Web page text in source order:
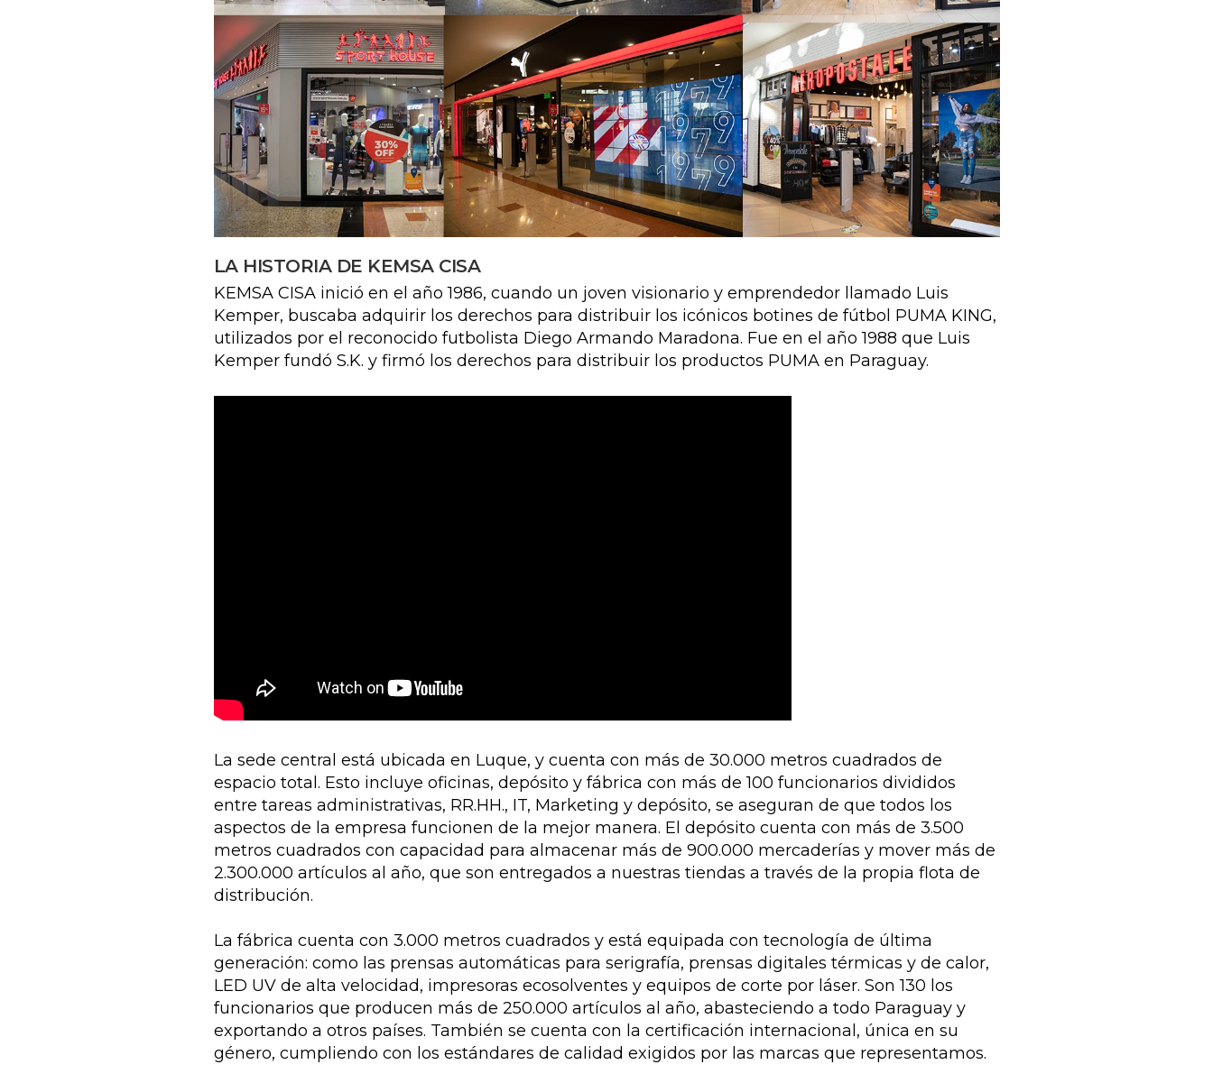
LA HISTORIA DE KEMSA CISA
KEMSA CISA inició en el año 1986, cuando un joven visionario y emprendedor llamado Luis
Kemper, buscaba adquirir los derechos para distribuir los icónicos botines de fútbol PUMA KING,
utilizados por el reconocido futbolista Diego Armando Maradona. Fue en el año 1988 que Luis
Kemper fundó S.K. y firmó los derechos para distribuir los productos PUMA en Paraguay.
La sede central está ubicada en Luque, y cuenta con más de 30.000 metros cuadrados de
espacio total. Esto incluye oficinas, depósito y fábrica con más de 100 funcionarios divididos
entre tareas administrativas, RR.HH., IT, Marketing y depósito, se aseguran de que todos los
aspectos de la empresa funcionen de la mejor manera. El depósito cuenta con más de 3.500
metros cuadrados con capacidad para almacenar más de 900.000 mercaderías y mover más de
2.300.000 artículos al año, que son entregados a nuestras tiendas a través de la propia flota de
distribución.
La fábrica cuenta con 3.000 metros cuadrados y está equipada con tecnología de última
generación: como las prensas automáticas para serigrafía, prensas digitales térmicas y de calor,
LED UV de alta velocidad, impresoras ecosolventes y equipos de corte por láser. Son 130 los
funcionarios que producen más de 250.000 artículos al año, abasteciendo a todo Paraguay y
exportando a otros países. También se cuenta con la certificación internacional, única en su
género, cumpliendo con los estándares de calidad exigidos por las marcas que representamos.